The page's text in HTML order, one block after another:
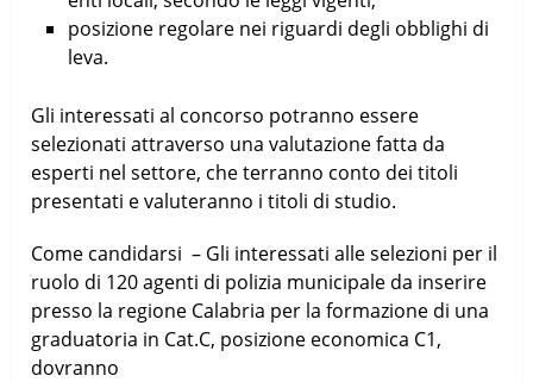
posizione regolare nei riguardi degli obblighi di
leva.
Gli interessati al concorso potranno essere
selezionati attraverso una valutazione fatta da
esperti nel settore, che terranno conto dei titoli
presentati e valuteranno i titoli di studio.
Come candidarsi – Gli interessati alle selezioni per il
ruolo di 120 agenti di polizia municipale da inserire
presso la regione Calabria per la formazione di una
graduatoria in Cat.C, posizione economica C1,
dovranno